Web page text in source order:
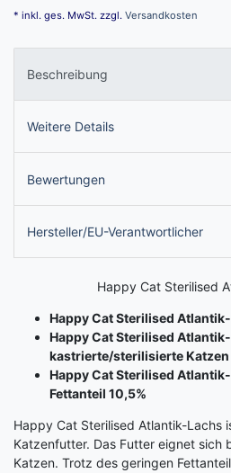
* inkl. ges. MwSt. zzgl. Versandkosten
Beschreibung
Weitere Details
Bewertungen
Hersteller/EU-Verantwortlicher
Happy Cat Sterilised
Happy Cat Sterilised
Happy Cat Sterilised
kastrierte/sterilisierte Katzen
Happy Cat Sterilised
Fettanteil 10,5%
Happy Cat Sterilised Atlantik-Lachs
Katzenfutter. Das Futter eignet sich
Katzen. Trotz des geringen